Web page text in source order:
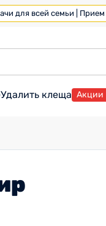
для всей семьи | Прием
Удалить клеща Акции